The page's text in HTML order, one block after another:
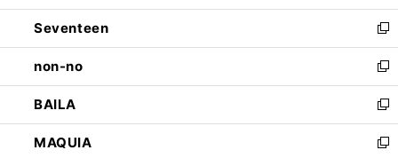
開
く
ウ
で
開
く
ン
ド
ウ
で
開
く
Seventeen
新
し
い
ウ
ィ
ン
ド
non-no
新
し
い
ウ
ィ
BAILA
新
し
い
MAQUIA
新